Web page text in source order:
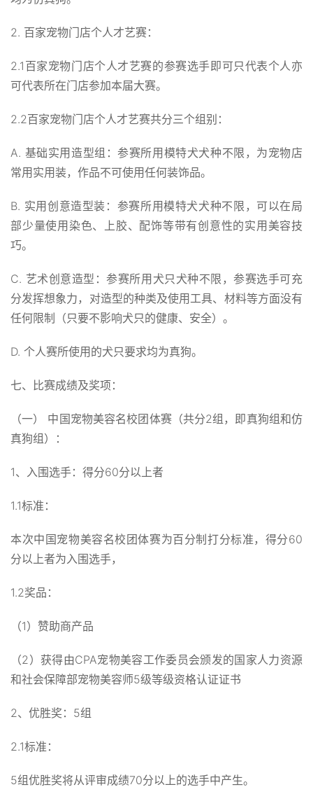
2. 百家宠物门店个人才艺赛：
2.1百家宠物门店个人才艺赛的参赛选手即可只代表个人亦
可代表所在门店参加本届大赛。
2.2百家宠物门店个人才艺赛共分三个组别：
A. 基础实用造型组：参赛所用模特犬犬种不限，为宠物店
常用实用装，作品不可使用任何装饰品。
B. 实用创意造型装：参赛所用模特犬犬种不限，可以在局
部少量使用染色、上胶、配饰等带有创意性的实用美容技
巧。
C. 艺术创意造型：参赛所用犬只犬种不限，参赛选手可充
分发挥想象力，对造型的种类及使用工具、材料等方面没有
任何限制（只要不影响犬只的健康、安全）。
D. 个人赛所使用的犬只要求均为真狗。
七、比赛成绩及奖项：
（一） 中国宠物美容名校团体赛（共分2组，即真狗组和仿
真狗组）：
1、入围选手：得分60分以上者
1.1标准：
本次中国宠物美容名校团体赛为百分制打分标准，得分60
分以上者为入围选手，
1.2奖品：
（1）赞助商产品
（2）获得由CPA宠物美容工作委员会颁发的国家人力资源
和社会保障部宠物美容师5级等级资格认证证书
2、优胜奖：5组
2.1标准：
5组优胜奖将从评审成绩70分以上的选手中产生。